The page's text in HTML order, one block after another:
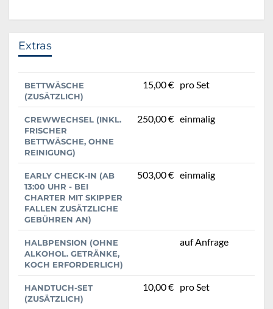
Extras
BETTWÄSCHE
(ZUSÄTZLICH)
15,00 € pro Set
CREWWECHSEL (INKL.
FRISCHER
BETTWÄSCHE, OHNE
REINIGUNG)
250,00 € einmalig
EARLY CHECK-IN (AB
13:00 UHR - BEI
CHARTER MIT SKIPPER
FALLEN ZUSÄTZLICHE
GEBÜHREN AN)
503,00 € einmalig
HALBPENSION (OHNE
ALKOHOL. GETRÄNKE,
KOCH ERFORDERLICH)
auf Anfrage
HANDTUCH-SET
(ZUSÄTZLICH)
10,00 € pro Set